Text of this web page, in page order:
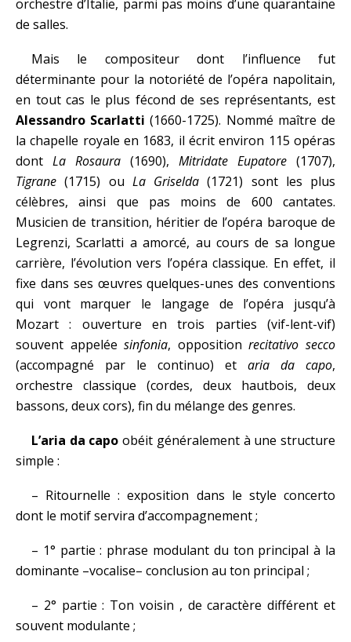
orchestre d’Italie, parmi pas moins d’une quarantaine
de salles.
Mais le compositeur dont l’influence fut
déterminante pour la notoriété de l’opéra napolitain,
en tout cas le plus fécond de ses représentants, est
Alessandro Scarlatti (1660-1725). Nommé maître de
la chapelle royale en 1683, il écrit environ 115 opéras
dont La Rosaura (1690), Mitridate Eupatore (1707),
Tigrane (1715) ou La Griselda (1721) sont les plus
célèbres, ainsi que pas moins de 600 cantates.
Musicien de transition, héritier de l’opéra baroque de
Legrenzi, Scarlatti a amorcé, au cours de sa longue
carrière, l’évolution vers l’opéra classique. En effet, il
fixe dans ses œuvres quelques-unes des conventions
qui vont marquer le langage de l’opéra jusqu’à
Mozart : ouverture en trois parties (vif-lent-vif)
souvent appeléesinfonia, oppositionrecitativo secco
(accompagné par le continuo) et aria da capo,
orchestre classique (cordes, deux hautbois, deux
bassons, deux cors), fin du mélange des genres.
L’aria da capo obéit généralement à une structure
simple :
– Ritournelle : exposition dans le style concerto
dont le motif servira d’accompagnement ;
– 1° partie : phrase modulant du ton principal à la
dominante –vocalise– conclusion au ton principal ;
– 2° partie : Ton voisin , de caractère différent et
souvent modulante ;